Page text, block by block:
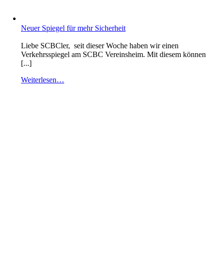
Neuer Spiegel für mehr Sicherheit
Liebe SCBCler, seit dieser Woche haben wir einen
Verkehrsspiegel am SCBC Vereinsheim. Mit diesem können
[...]
Weiterlesen…